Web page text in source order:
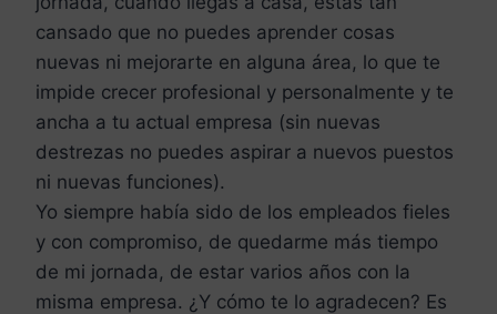
cansado que no puedes aprender cosas
nuevas ni mejorarte en alguna área, lo que te
impide crecer profesional y personalmente y te
ancha a tu actual empresa (sin nuevas
destrezas no puedes aspirar a nuevos puestos
ni nuevas funciones).
Yo siempre había sido de los empleados fieles
y con compromiso, de quedarme más tiempo
de mi jornada, de estar varios años con la
misma empresa. ¿Y cómo te lo agradecen? Es